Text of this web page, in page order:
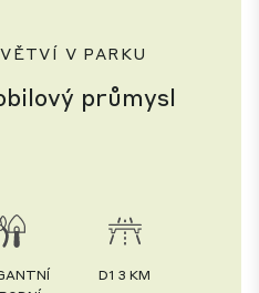
V PARKU
průmysl
D1 3 KM